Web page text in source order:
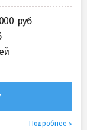
Подробнее